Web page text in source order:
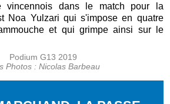
vincennois dans le match pour la
Noa Yulzari qui s'impose en quatre
et qui grimpe ainsi sur le
Photos : Nicolas Barbeau